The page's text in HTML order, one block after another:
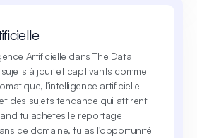
Artificielle dans The Data
à jour et captivants comme
l'intelligence artificielle
des sujets tendance qui attirent
tu achètes le reportage
ce domaine, tu as l'opportunité